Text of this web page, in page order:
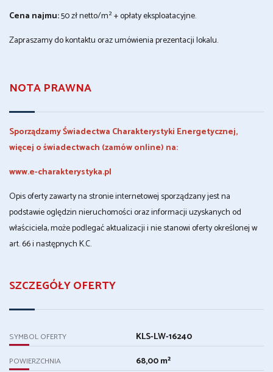
Cena najmu:50 zł netto/m² + opłaty eksploatacyjne.
Zapraszamy do kontaktu oraz umówienia prezentacji lokalu.
NOTA PRAWNA
Sporządzamy Świadectwa Charakterystyki Energetycznej,
więcej o świadectwach (zamów online) na:
www.e-charakterystyka.pl
Opis oferty zawarty na stronie internetowej sporządzany jest na
podstawie oględzin nieruchomości oraz informacji uzyskanych od
właściciela, może podlegać aktualizacji i nie stanowi oferty określonej w
art. 66 i następnych K.C.
SZCZEGÓŁY OFERTY
SYMBOL OFERTY KLS-LW-16240
POWIERZCHNIA 68,00 m²